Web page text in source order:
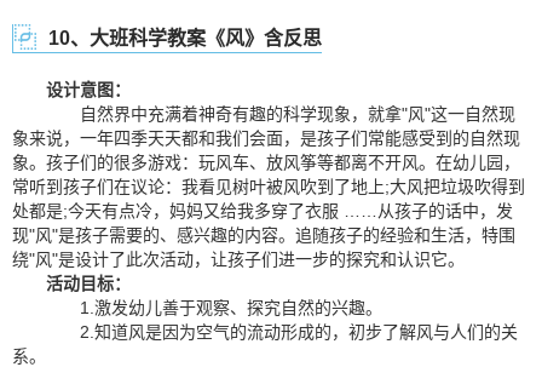
10、大班科学教案《风》含反思
设计意图：
自然界中充满着神奇有趣的科学现象，就拿"风"这一自然现
象来说，一年四季天天都和我们会面，是孩子们常能感受到的自然现
象。孩子们的很多游戏：玩风车、放风筝等都离不开风。在幼儿园，
常听到孩子们在议论：我看见树叶被风吹到了地上;大风把垃圾吹得到
处都是;今天有点冷，妈妈又给我多穿了衣服 ……从孩子的话中，发
现"风"是孩子需要的、感兴趣的内容。追随孩子的经验和生活，特围
绕"风"是设计了此次活动，让孩子们进一步的探究和认识它。
活动目标：
1.激发幼儿善于观察、探究自然的兴趣。
2.知道风是因为空气的流动形成的，初步了解风与人们的关
系。